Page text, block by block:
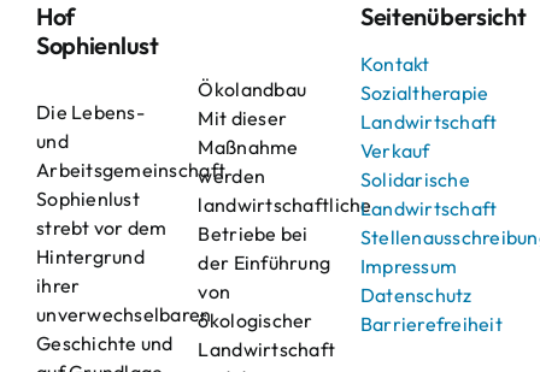
Hof
Sophienlust
Die Lebens-
und
Arbeitsgemeinschaft
Sophienlust
strebt vor dem
Hintergrund
ihrer
unverwechselbaren
Geschichte und
Ökolandbau
Mit dieser
Maßnahme
werden
landwirtschaftliche
Betriebe bei
der Einführung
von
ökologischer
Landwirtschaft
Seitenübersicht
Kontakt
Sozialtherapie
Landwirtschaft
Verkauf
Solidarische
Landwirtschaft
Impressum
Datenschutz
Barrierefreiheit